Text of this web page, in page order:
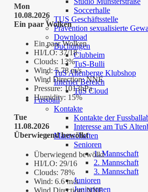
Soccerhalle
TUS Geschäftsstelle
Prävention sexualisierte
Download
Buchungen
Clubheim
TuS-Bulli
TuS Altenberge Klubshop
Interner Bereich
TuS Cloud
Fussball
Kontakte
Kontakte der
Interesse am TuS
Mannschaften
Senioren
1. Mannschaft
2. Mannschaft
3. Mannschaft
Junioren
Juniorinnen
Mon
10.08.2026
Ein paar Wolken
Ein paar Wolken
HI/LO:37/18
Clouds: 13%
Wind:5.78 m/s
Wind Direction:NNE
Pressure:1013hPa
Humidity: 15%
Tue
11.08.2026
Überwiegend bewölkt
Überwiegend bewölkt
HI/LO: 29/16
Clouds: 78%
Wind: 6.6 m/s
Wind Direction:NNE